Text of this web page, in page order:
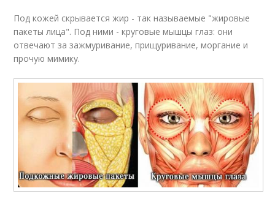
Под кожей скрывается жир - так называемые "жировые
пакеты лица". Под ними - круговые мышцы глаз: они
отвечают за зажмуривание, прищуривание, моргание и
прочую мимику.